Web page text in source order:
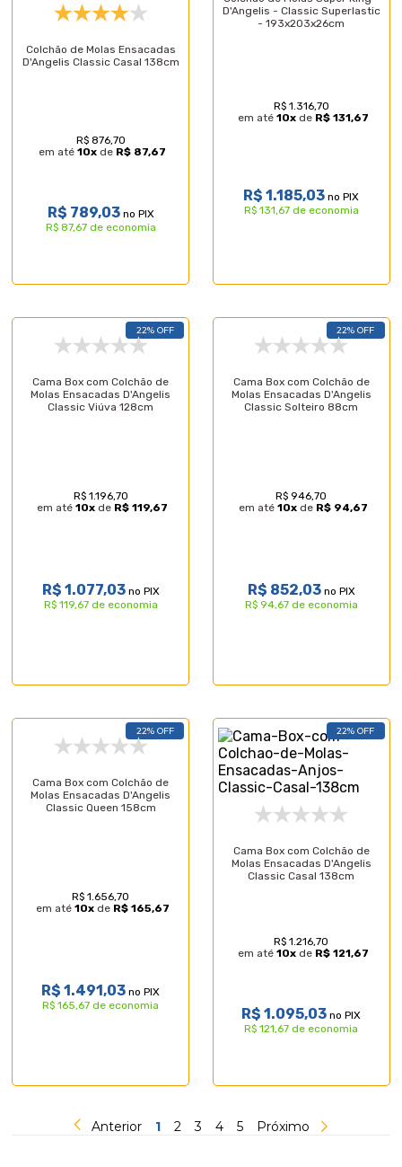
Colchão de Molas Ensacadas
D'Angelis Classic Casal 138cm
R$ 876,70
em até10x de R$ 87,67
R$ 789,03no PIX
R$ 87,67 de economia
D'Angelis - Classic Superlastic
- 193x203x26cm
R$ 1.316,70
em até 10xde R$ 131,67
R$ 1.185,03 no PIX
R$ 131,67 de economia
22% OFF
Cama Box com Colchão de
Molas Ensacadas D'Angelis
Classic Viúva 128cm
R$ 1.196,70
em até10x de R$ 119,67
R$ 1.077,03no PIX
R$ 119,67 de economia
22% OFF
Cama Box com Colchão de
Molas Ensacadas D'Angelis
Classic Solteiro 88cm
R$ 946,70
em até 10xde R$ 94,67
R$ 852,03no PIX
R$ 94,67 de economia
22% OFF
Cama Box com Colchão de
Molas Ensacadas D'Angelis
Classic Queen 158cm
R$ 1.656,70
em até 10xde R$ 165,67
R$ 1.491,03 no PIX
R$ 165,67 de economia
22% OFF
Cama Box com Colchão de
Molas Ensacadas D'Angelis
Classic Casal 138cm
R$ 1.216,70
em até 10xde R$ 121,67
R$ 1.095,03 no PIX
R$ 121,67 de economia
Anterior 1 2 3 4 5 Próximo